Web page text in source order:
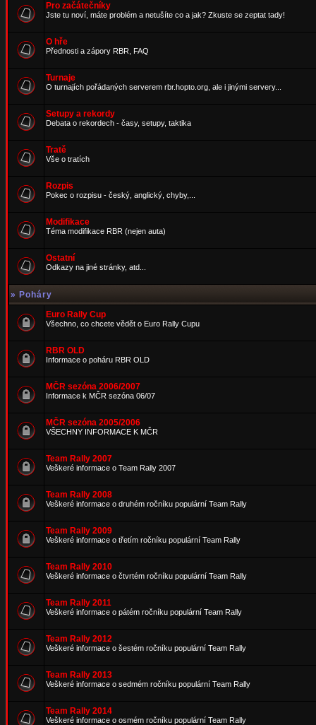
Pro začátečníky
Jste tu noví, máte problém a netušíte co a jak? Zkuste se zeptat tady!
O hře
Přednosti a zápory RBR, FAQ
Turnaje
O turnajích pořádaných serverem rbr.hopto.org, ale i jinými servery...
Setupy a rekordy
Debata o rekordech - časy, setupy, taktika
Tratě
Vše o tratích
Rozpis
Pokec o rozpisu - český, anglický, chyby,...
Modifikace
Téma modifikace RBR (nejen auta)
Ostatní
Odkazy na jiné stránky, atd...
» Poháry
Euro Rally Cup
Všechno, co chcete vědět o Euro Rally Cupu
RBR OLD
Informace o poháru RBR OLD
MČR sezóna 2006/2007
Informace k MČR sezóna 06/07
MČR sezóna 2005/2006
VŠECHNY INFORMACE K MČR
Team Rally 2007
Veškeré informace o Team Rally 2007
Team Rally 2008
Veškeré informace o druhém ročníku populární Team Rally
Team Rally 2009
Veškeré informace o třetím ročníku populární Team Rally
Team Rally 2010
Veškeré informace o čtvrtém ročníku populární Team Rally
Team Rally 2011
Veškeré informace o pátém ročníku populární Team Rally
Team Rally 2012
Veškeré informace o šestém ročníku populární Team Rally
Team Rally 2013
Veškeré informace o sedmém ročníku populární Team Rally
Team Rally 2014
Veškeré informace o osmém ročníku populární Team Rally